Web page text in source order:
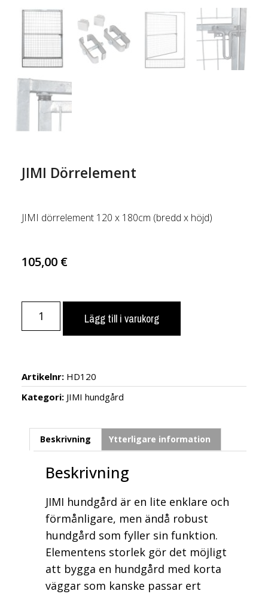
JIMI Dörrelement
JIMI dörrelement 120 x 180cm (bredd x höjd)
105,00 €
Lägg till i varukorg
Artikelnr: HD120
Kategori: JIMI hundgård
Beskrivning Ytterligare information
Beskrivning
JIMI hundgård är en lite enklare och
förmånligare, men ändå robust
hundgård som fyller sin funktion.
Elementens storlek gör det möjligt
att bygga en hundgård med korta
väggar som kanske passar ert